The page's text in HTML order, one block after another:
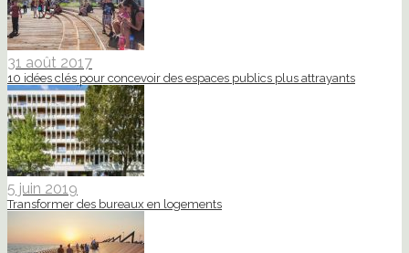
31 août 2017
10 idées clés pour concevoir des espaces publics plus attrayants
5 juin 2019
Transformer des bureaux en logements